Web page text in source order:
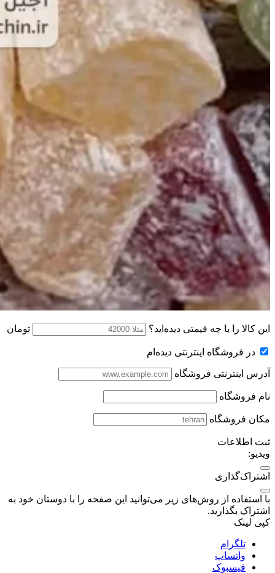
این کالا را با چه قیمتی دیده‌اید؟ تومان
در فروشگاه اینترنتی دیده‌ام
آدرس اینترنتی فروشگاه
نام فروشگاه
مکان فروشگاه
ثبت اطلاعات
ویدیو:
اشتراک‌گذاری
با استفاده از روش‌های زیر می‌توانید این صفحه را با دوستان خود به
اشتراک بگذارید.
کپی لینک
تلگرام
واتساپ
فیسبوک